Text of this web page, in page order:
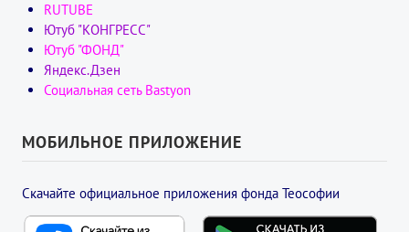
RUTUBE
Ютуб "КОНГРЕСС"
Ютуб "ФОНД"
Яндекс.Дзен
Социальная сеть Bastyon
МОБИЛЬНОЕ ПРИЛОЖЕНИЕ
Скачайте официальное приложения фонда Теософии